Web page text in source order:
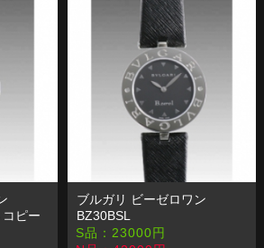
ピー
ブルガリ ビーゼロワン
BZ30BSL
S品： 23000円